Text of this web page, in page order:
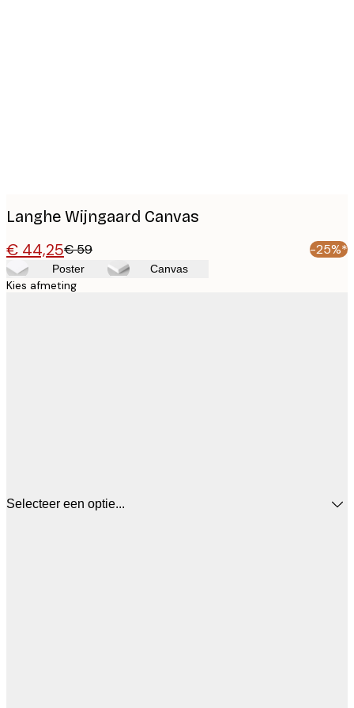
Langhe Wijngaard Canvas
€ 44,25€ 59 -25%*
Poster Canvas
Kies afmeting
Selecteer een optie...